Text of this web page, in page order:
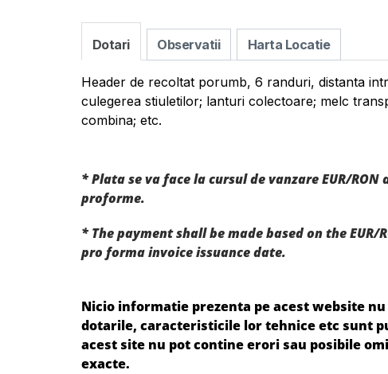
Dotari Observatii Harta Locatie
Header de recoltat porumb, 6 randuri, distanta
culegerea stiuletilor; lanturi colectoare; melc
combina; etc.
* Plata se va face la cursul de vanzare EUR/
proforme.
* The payment shall be made based on the
pro forma invoice issuance date.
Nicio informatie prezenta pe acest website
dotarile, caracteristicile lor tehnice etc sunt
acest site nu pot contine erori sau posibile
exacte.